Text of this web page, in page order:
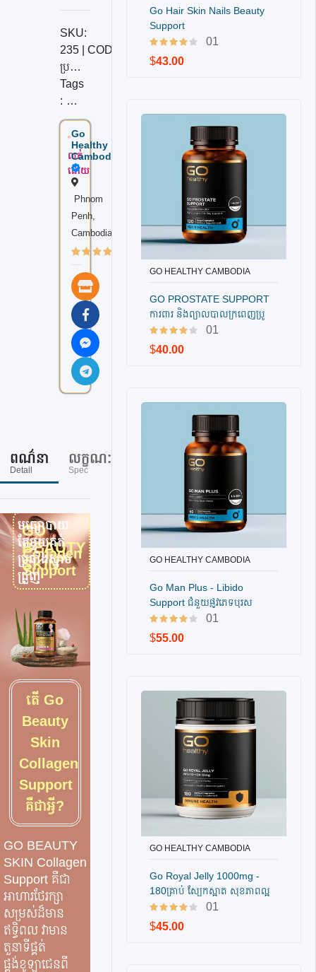
SKU:
235 |CODE:
ប្រភេទទំនិញ:
វីតាមីន និងអាហារបំប៉នស្បែក
Tags
:
#Sup
ports
#bea
utiful,
#you
nger,
#look
ing,
#skin,
#Anti-
wrinkl
#sup
port ,
#Adv
antag
e
លក់
ដោយ
Go
Healthy
Cambodia
Phnom
Penh,
Cambodia
ពណ៌នា
Detail
លក្ខណៈ
Spec
សំនួរ
ភ្ញៀវ
FAQs
2
មិតិ
Reviews
GO
BEAUTY
SKIN
Collagen
Support
មធ្យោបាយ
តែមួយគត់
ប្រឆាំងស្នាម
ជ្រួញ
តើ Go
Beauty
Skin
Collagen
Support
គឺជាអ្វី?
GO BEAUTY
SKIN Collagen
Support គឺជា
អាហារថែរក្សា
សម្រស់ដ៏មាន
ឥទ្ធិពល វាមាន
តួនាទីផ្គត់
ផ្គង់ខូឡាជេនពី
Go Hair Skin Nails Beauty
Support
01
$43.00
បញ្ជាទិញ
GO HEALTHY CAMBODIA
GO PROSTATE SUPPORT
ការពារ និងព្យាលបាលក្រពេញប្រូ
ស្តាត
01
$40.00
បញ្ជាទិញ
GO HEALTHY CAMBODIA
Go Man Plus - Libido
Support ជំនួយផ្លូវភេទបុរស​
(60គ្រាប់)
01
$55.00
បញ្ជាទិញ
GO HEALTHY CAMBODIA
Go Royal Jelly 1000mg -
180គ្រាប់ ស្បែកស្អាត សុខភាពល្អ
01
$45.00